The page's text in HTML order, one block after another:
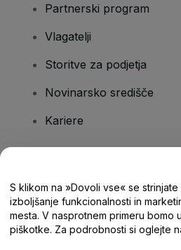
Partnerski program
Vlagatelji
Storitve za podjetja
Novinarsko središče
Kariere
Središče za pomoč/stik
S klikom na »Dovoli vse« se
izboljšanje funkcionalnosti in
mesta. V nasprotnem primeru bomo
piškotke. Za podrobnosti si oglejte